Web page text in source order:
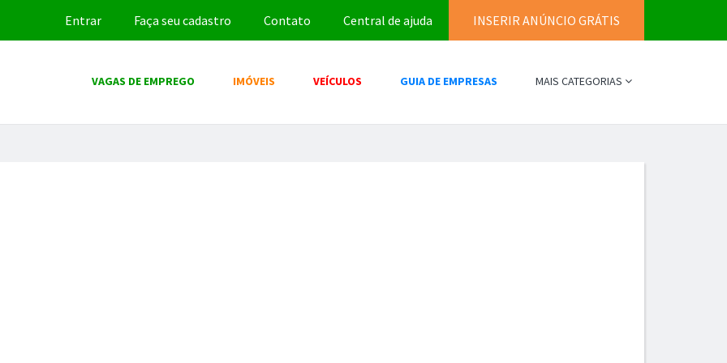
Entrar Faça seu cadastro Contato Central de ajuda INSERIR ANÚNCIO GRÁTIS
VAGAS DE EMPREGO IMÓVEIS VEÍCULOS GUIA DE EMPRESAS MAIS CATEGORIAS